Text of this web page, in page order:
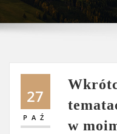
27
PAŹ
w